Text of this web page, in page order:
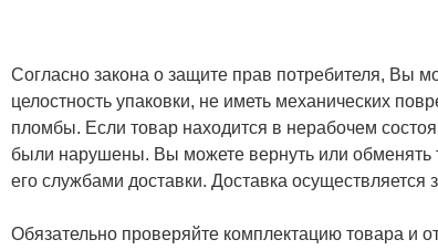
Согласно закона о защите прав потребителя, Вы
целостность упаковки, не иметь механических
пломбы. Если товар находится в нерабочем
были нарушены. Вы можете вернуть или обменять
его службами доставки. Доставка осуществляется
Обязательно проверяйте комплектацию товара и